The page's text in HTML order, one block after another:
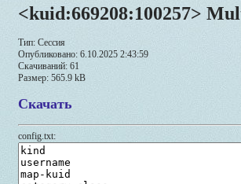
<kuid:669208:100257>
Тип: Сессия
Опубликовано: 6.10.2025 2:43:59
Скачиваний: 61
Размер: 565.9 kB
Скачать
config.txt: